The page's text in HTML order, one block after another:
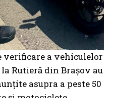
verificare a vehiculelor
Rutieră din Brașov au
asupra a peste 50